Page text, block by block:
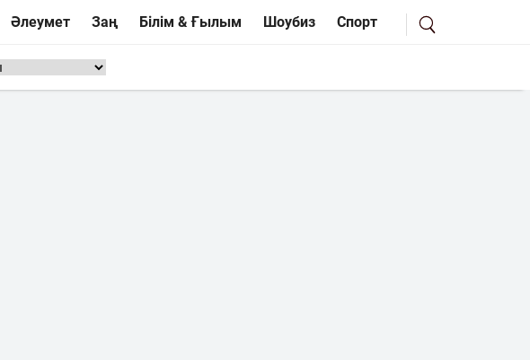
Әлеумет Заң Білім & Ғылым Шоубиз Спорт